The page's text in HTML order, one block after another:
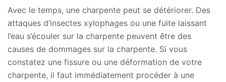
Avec le temps, une charpente peut se détériorer. Des
attaques d’insectes xylophages ou une fuite laissant
l’eau s’écouler sur la charpente peuvent être des
causes de dommages sur la charpente. Si vous
constatez une fissure ou une déformation de votre
charpente, il faut immédiatement procéder à une